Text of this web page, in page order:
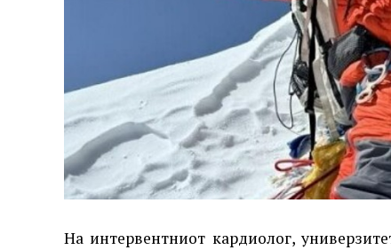
На интервентниот кардиолог,